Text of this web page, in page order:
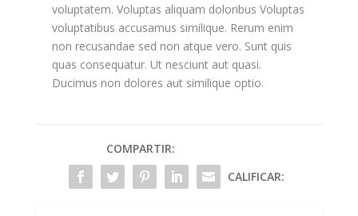
voluptatem. Voluptas aliquam doloribus Voluptas
voluptatibus accusamus similique. Rerum enim
non recusandae sed non atque vero. Sunt quis
quas consequatur. Ut nesciunt aut quasi.
Ducimus non dolores aut similique optio.
COMPARTIR:
CALIFICAR: